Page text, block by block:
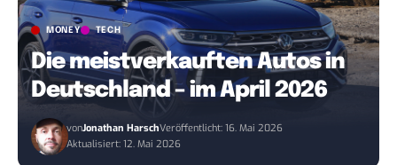
MONEY TECH
Die meistverkauften Autos in
Deutschland – im April 2026
vonJonathan HarschVeröffentlicht: 16. Mai 2026
Aktualisiert: 12. Mai 2026